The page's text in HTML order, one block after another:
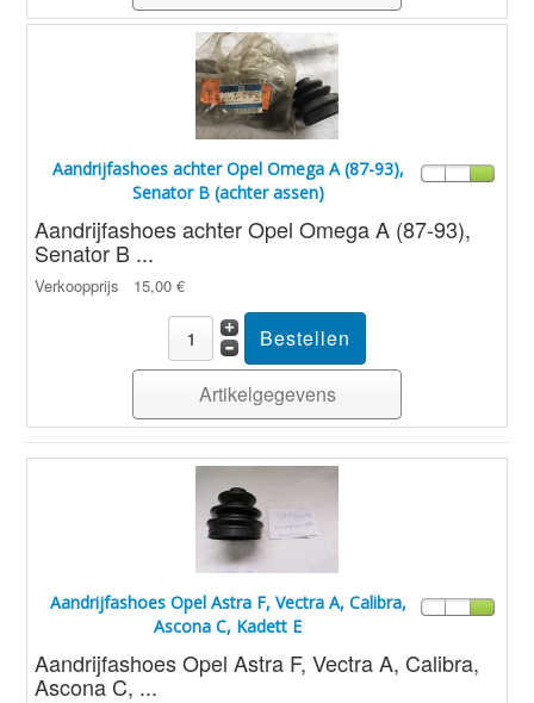
Aandrijfashoes achter Opel Omega A (87-93),
Senator B (achter assen)
Aandrijfashoes achter Opel Omega A (87-93),
Senator B ...
Verkoopprijs 15,00 €
Artikelgegevens
Aandrijfashoes Opel Astra F, Vectra A, Calibra,
Ascona C, Kadett E
Aandrijfashoes Opel Astra F, Vectra A, Calibra,
Ascona C, ...